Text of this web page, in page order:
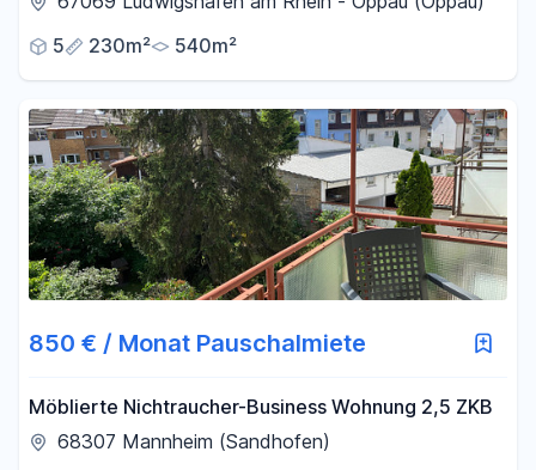
5
230m² 540m²
850 € / Monat Pauschalmiete
Möblierte Nichtraucher-Business Wohnung 2,5 ZKB
68307 Mannheim (Sandhofen)